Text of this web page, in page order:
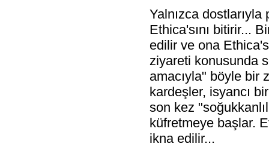
Yalnızca dostlarıyla
Ethica'sını bitirir...
edilir ve ona
ziyareti konusunda
amacıyla" böyle bir
kardeşler, isyancı
son kez
küfretmeye başlar.
ikna edilir...